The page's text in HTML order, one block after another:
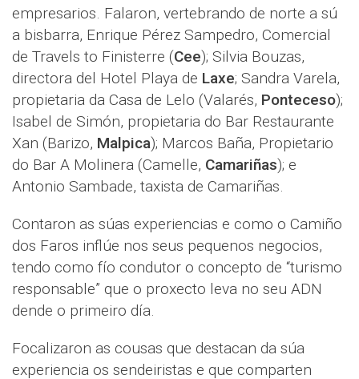
empresarios. Falaron, vertebrando de norte a sú
a bisbarra, Enrique Pérez Sampedro, Comercial
de Travels to Finisterre (Cee); Silvia Bouzas,
directora del Hotel Playa de Laxe; Sandra Varela,
propietaria da Casa de Lelo (Valarés, Ponteceso);
Isabel de Simón, propietaria do Bar Restaurante
Xan (Barizo, Malpica); Marcos Baña, Propietario
do Bar A Molinera (Camelle, Camariñas); e
Antonio Sambade, taxista de Camariñas.
Contaron as súas experiencias e como o Camiño
dos Faros inflúe nos seus pequenos negocios,
tendo como fío condutor o concepto de “turismo
responsable” que o proxecto leva no seu ADN
dende o primeiro día.
Focalizaron as cousas que destacan da súa
experiencia os sendeiristas e que comparten